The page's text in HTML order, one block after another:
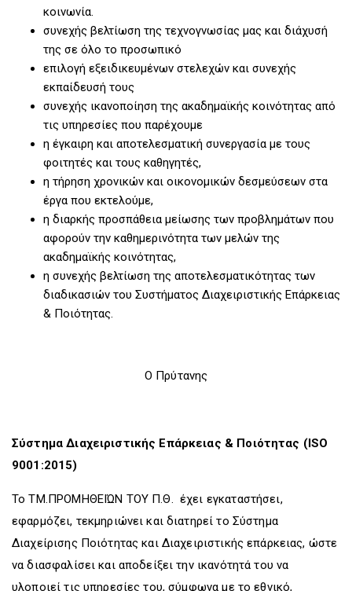
κοινωνία.
συνεχής βελτίωση της τεχνογνωσίας μας και διάχυσή
της σε όλο το προσωπικό
επιλογή εξειδικευμένων στελεχών και συνεχής
εκπαίδευσή τους
συνεχής ικανοποίηση της ακαδημαϊκής κοινότητας από
τις υπηρεσίες που παρέχουμε
η έγκαιρη και αποτελεσματική συνεργασία με τους
φοιτητές και τους καθηγητές,
η τήρηση χρονικών και οικονομικών δεσμεύσεων στα
έργα που εκτελούμε,
η διαρκής προσπάθεια μείωσης των προβλημάτων που
αφορούν την καθημερινότητα των μελών της
ακαδημαϊκής κοινότητας,
η συνεχής βελτίωση της αποτελεσματικότητας των
διαδικασιών του Συστήματος Διαχειριστικής Επάρκειας
& Ποιότητας.
Ο Πρύτανης
Σύστημα Διαχειριστικής Επάρκειας & Ποιότητας (ISO
9001:2015)
Το ΤΜ.ΠΡΟΜΗΘΕΙΏΝ ΤΟΥ Π.Θ. έχει εγκαταστήσει,
εφαρμόζει, τεκμηριώνει και διατηρεί το Σύστημα
Διαχείρισης Ποιότητας και Διαχειριστικής επάρκειας, ώστε
να διασφαλίσει και αποδείξει την ικανότητά του να
υλοποιεί τις υπηρεσίες του, σύμφωνα με το εθνικό,